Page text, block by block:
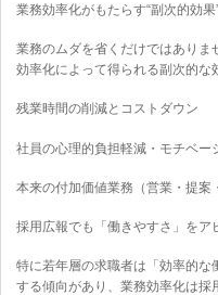
業務効率化がもたらす“副次的効果
業務のムダを省くだけではありま
効率化によって得られる副次的な
残業時間の削減とコストダウン
社員の心理的負担軽減・モチベー
本来の付加価値業務（営業・提案
採用広報でも「働きやすさ」をア
特に若年層の求職者は「効率的
する傾向があり、業務効率化は採